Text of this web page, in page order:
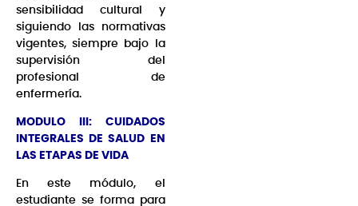
sensibilidad cultural y
siguiendo las normativas
vigentes, siempre bajo la
supervisión del
profesional de
enfermería.
MODULO III: CUIDADOS
INTEGRALES DE SALUD EN
LAS ETAPAS DE VIDA
En este módulo, el
estudiante se forma para